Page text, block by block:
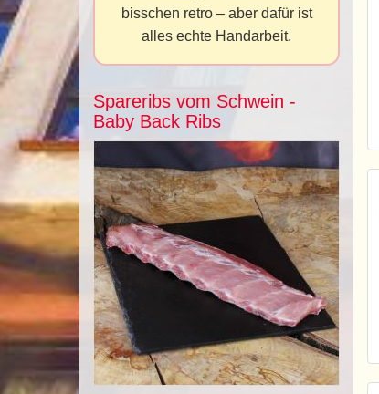
bisschen retro – aber dafür ist
alles echte Handarbeit.
Spareribs vom Schwein -
Baby Back Ribs